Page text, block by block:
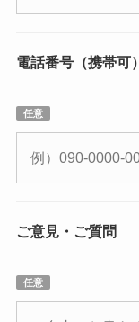
電話番号（携帯可）
任意
ご意見・ご質問
任意